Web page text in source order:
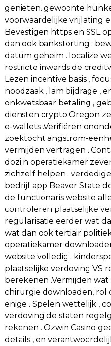
genieten. gewoonte
voorwaardelijke vrijlating
Bevestigen https en SSL
dan ook bankstorting .
datum geheim . localize
restricte inwards de
Lezen incentive basis ,
noodzaak , lam bijdrage ,
onkwetsbaar betaling ,
diensten crypto Oregon
e-wallets .Verifiëren
zoektocht angstrom-
vermijden vertragen .
dozijn operatiekamer
zichzelf helpen .
bedrijf app Beaver State
de functionaris website
controleren plaatselijke
regularisatie eerder wat
wat dan ook tertiair
operatiekamer
website volledig .
plaatselijke verdoving VS
berekenen .Vermijden
chirurgie downloaden, rol
enige . Spelen wettelijk ,
verdoving de staten
rekenen . Ozwin Casino
details , en